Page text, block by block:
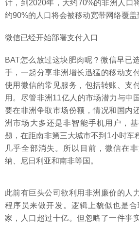
计，到2020年，大约70%的非洲人口
约90%的人口将会被移动宽带网络覆盖
微信已经开始部署支付入口
BAT怎么放过这块肥肉呢？微信早已
手，一起分享非洲增长迅猛的移动支
使用微信的常见服务，包括转账、支
用。尽管非洲11亿人的市场潜力与中
要在非洲争取市场份额，情况和国内
洲市场大多还是非智能手机用户，
题，在距南非第三大城市不到1小时车
几乎全部消失。所以目前，微信在
纳、尼日利亚和南非等国。
此前有巨头公司欲利用非洲廉价的人
程序员来做开发。逻辑上貌似也是
家，人口超过十亿。但忽略了一件事